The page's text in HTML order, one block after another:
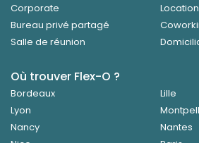
Corporate
Bureau privé partagé
Salle de réunion
Où trouver Flex-O ?
Bordeaux
Lille
Lyon
Nancy
Nantes